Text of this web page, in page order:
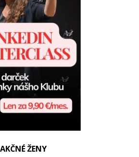
ŽENY